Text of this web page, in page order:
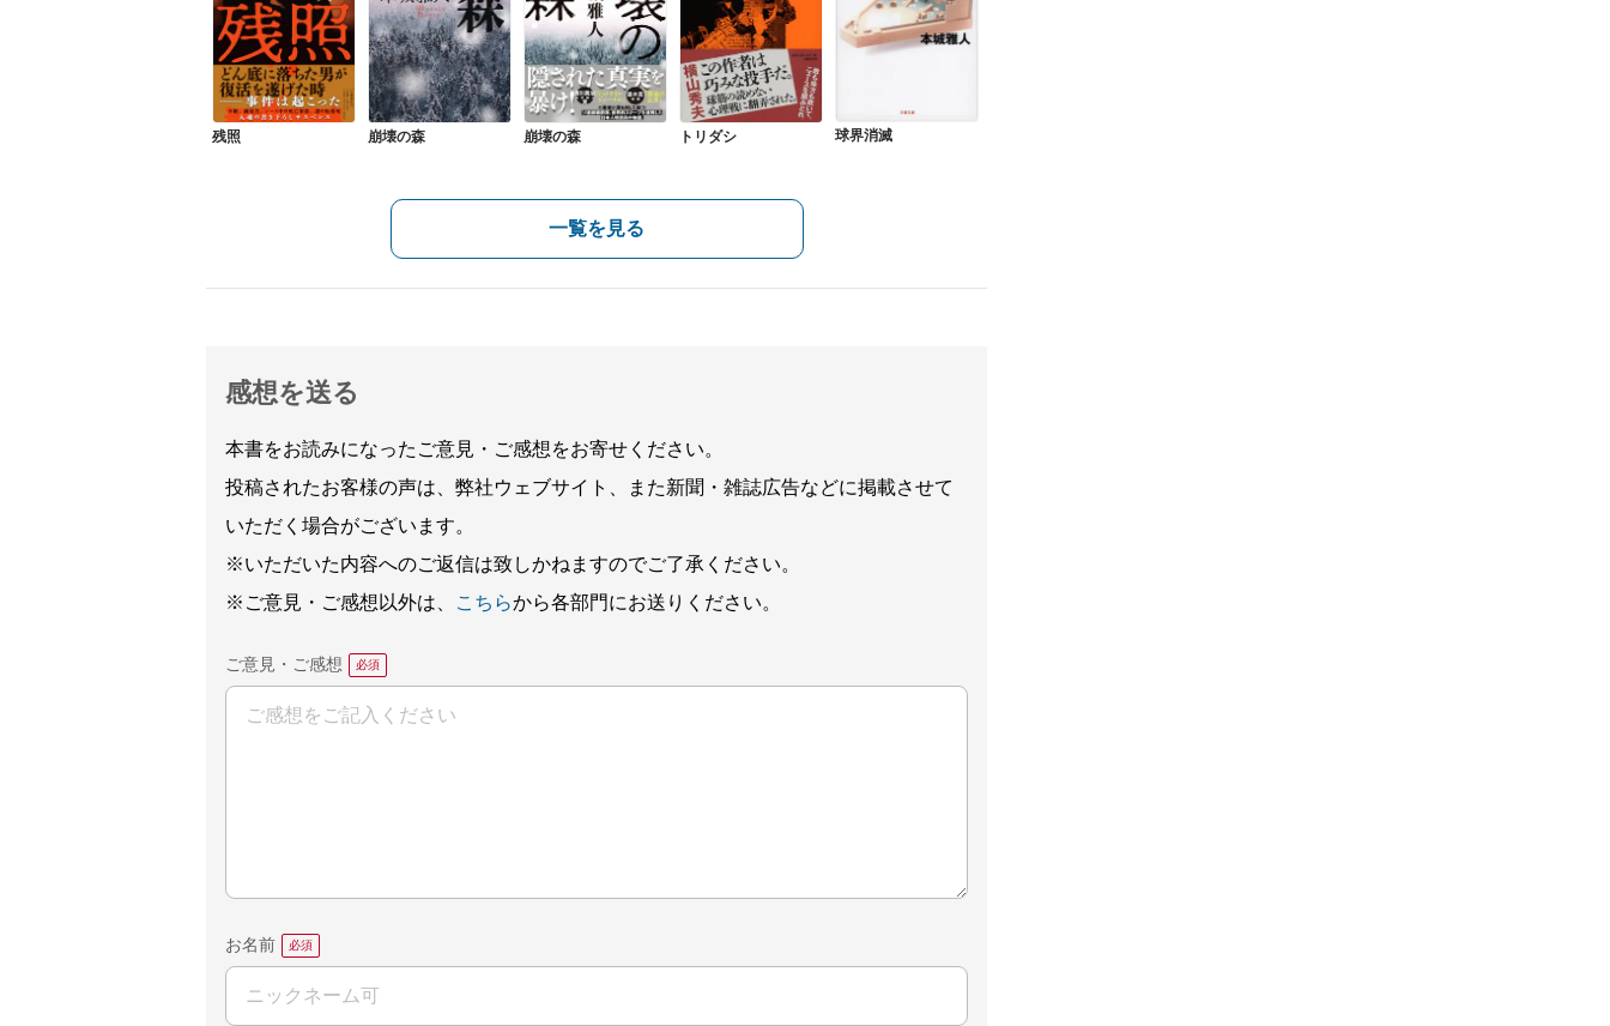
残照 崩壊の森 崩壊の森 トリダシ 球界消滅
一覧を見る
感想を送る
本書をお読みになったご意見・ご感想をお寄せください。
投稿されたお客様の声は、弊社ウェブサイト、また新聞・雑誌広告などに掲載させて
いただく場合がございます。
※いただいた内容へのご返信は致しかねますのでご了承ください。
※ご意見・ご感想以外は、
こちらから各部門にお送りください。
ご意見・ご感想
お名前